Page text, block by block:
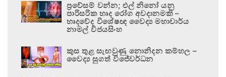
ප්‍රවේසම් වන්න; එල් නිනෝ යනු
පාරිසරික හෘද රෝග අවදානමකි –
හෘදවේද විශේෂඥ වෛද්‍ය මහාචාර්ය
නාමල් විජයසිංහ
කුස තුළ සැඟවුණු නොනිදන කම්හල –
වෛද්‍ය සුගත් විජේවර්ධන